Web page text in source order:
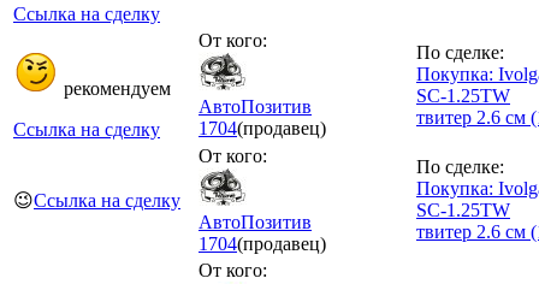
Ссылка на сделку
рекомендуем
Ссылка на сделку
От кого:
АвтоПозитив
1704(продавец)
По сделке:
Покупка:
SC-1.25TW
твитер 2.6 см
😉Ссылка на сделку
От кого:
АвтоПозитив
1704(продавец)
По сделке:
Покупка:
SC-1.25TW
твитер 2.6 см
От кого: